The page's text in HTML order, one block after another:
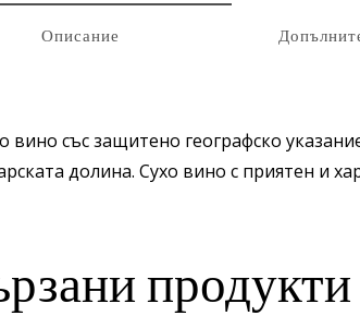
Описание
вино със защитено географско
долина. Сухо вино с приятен и
продукти